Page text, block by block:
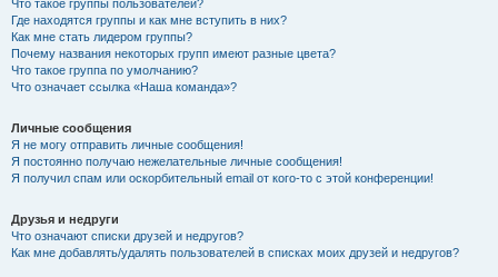
Что такое группы пользователей?
Где находятся группы и как мне вступить в них?
Как мне стать лидером группы?
Почему названия некоторых групп имеют разные цвета?
Что такое группа по умолчанию?
Что означает ссылка «Наша команда»?
Личные сообщения
Я не могу отправить личные сообщения!
Я постоянно получаю нежелательные личные сообщения!
Я получил спам или оскорбительный email от кого-то с этой конференции!
Друзья и недруги
Что означают списки друзей и недругов?
Как мне добавлять/удалять пользователей в списках моих друзей и недругов?